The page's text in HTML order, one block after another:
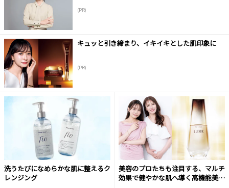
(PR)
キュッと引き締まり、イキイキとした肌印象に
(PR)
洗うたびになめらかな肌に整えるク
レンジング
美容のプロたちも注目する、マルチ
効果で健やかな肌へ導く高機能美容